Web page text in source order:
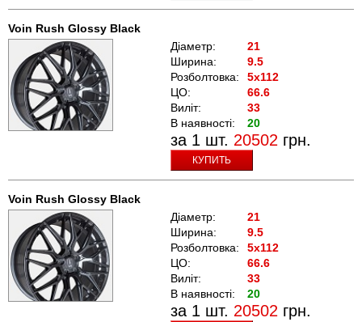
Voin Rush Glossy Black
Діаметр:
21
Ширина:
9.5
Розболтовка:
5x112
ЦО:
66.6
Виліт:
33
В наявності:
20
за 1 шт. 20502 грн.
КУПИТЬ
Voin Rush Glossy Black
Діаметр:
21
Ширина:
9.5
Розболтовка:
5x112
ЦО:
66.6
Виліт:
33
В наявності:
20
за 1 шт. 20502 грн.